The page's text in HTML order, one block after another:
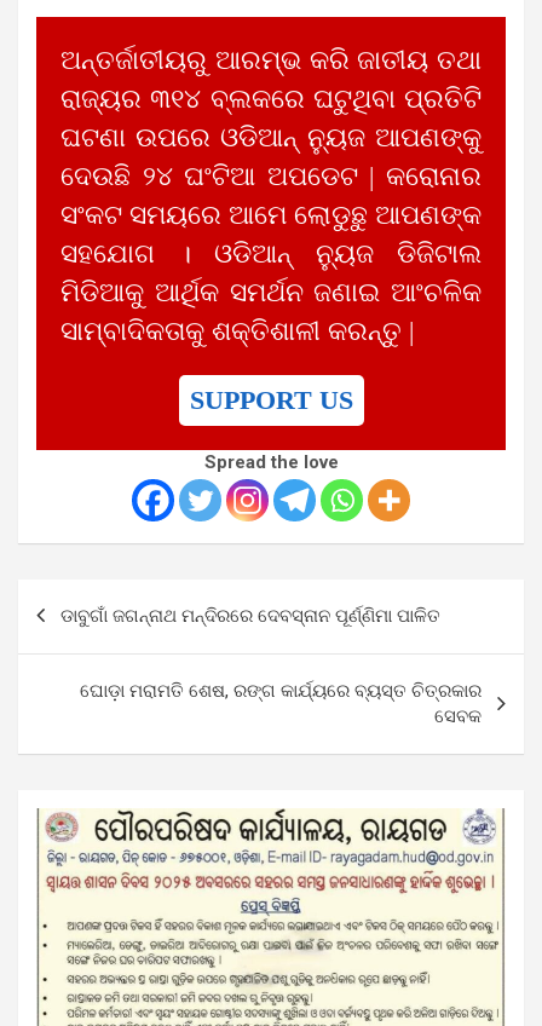
ଅନ୍ତର୍ଜାତୀୟରୁ ଆରମ୍ଭ କରି ଜାତୀୟ ତଥା
ରାଜ୍ୟର ୩୧୪ ବ୍ଲକରେ ଘଟୁଥିବା ପ୍ରତିଟି
ଘଟଣା ଉପରେ ଓଡିଆନ୍ ନ୍ୟୁଜ ଆପଣଙ୍କୁ
ଦେଉଛି ୨୪ ଘଂଟିଆ ଅପଡେଟ | କରୋନାର
ସଂକଟ ସମୟରେ ଆମେ ଲୋଡୁଛୁ ଆପଣଙ୍କ
ସହଯୋଗ । ଓଡିଆନ୍ ନ୍ୟୁଜ ଡିଜିଟାଲ
ମିଡିଆକୁ ଆର୍ଥିକ ସମର୍ଥନ ଜଣାଇ ଆଂଚଳିକ
ସାମ୍ବାଦିକତାକୁ ଶକ୍ତିଶାଳୀ କରନ୍ତୁ |
SUPPORT US
Spread the love
navigation
ଡାବୁଗାଁ ଜଗନ୍ନାଥ ମନ୍ଦିରରେ ଦେବସ୍ନାନ ପୂର୍ଣ୍ଣିମା ପାଳିତ
ଘୋଡ଼ା ମରାମତି ଶେଷ, ରଙ୍ଗ କାର୍ଯ୍ୟରେ ବ୍ୟସ୍ତ ଚିତ୍ରକାର
ସେବକ